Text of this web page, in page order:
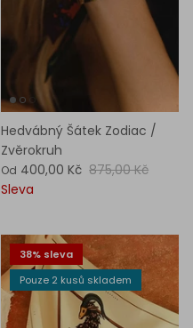
Hedvábný Šátek Zodiac /
Zvěrokruh
Od 400,00 Kč 875,00 Kč
Sleva
38% sleva
Pouze 2 kusů skladem